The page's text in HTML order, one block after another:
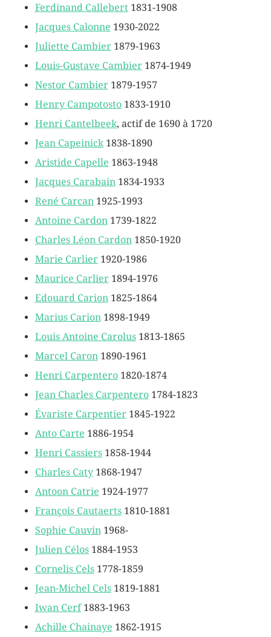
Ferdinand Callebert1831-1908
Jacques Calonne 1930-2022
Juliette Cambier1879-1963
Louis-Gustave Cambier1874-1949
Nestor Cambier1879-1957
Henry Campotosto1833-1910
Henri Cantelbeek, actif de 1690 à 1720
Jean Capeinick1838-1890
Aristide Capelle 1863-1948
Jacques Carabain1834-1933
René Carcan1925-1993
Antoine Cardon1739-1822
Charles Léon Cardon1850-1920
Marie Carlier1920-1986
Maurice Carlier1894-1976
Edouard Carion1825-1864
Marius Carion1898-1949
Louis Antoine Carolus1813-1865
Marcel Caron1890-1961
Henri Carpentero1820-1874
Jean Charles Carpentero1784-1823
Évariste Carpentier1845-1922
Anto Carte 1886-1954
Henri Cassiers1858-1944
Charles Caty1868-1947
Antoon Catrie 1924-1977
François Cautaerts1810-1881
Sophie Cauvin1968-
Julien Célos1884-1953
Cornelis Cels1778-1859
Jean-Michel Cels1819-1881
Iwan Cerf1883-1963
Achille Chainaye 1862-1915